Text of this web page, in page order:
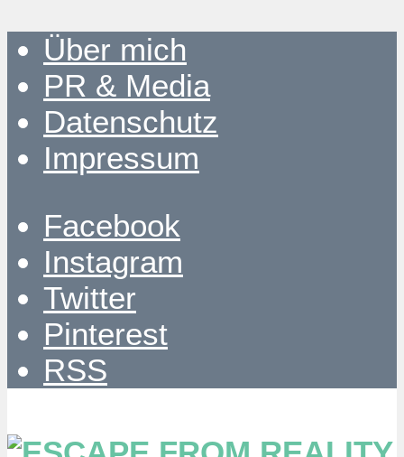
Über mich
PR & Media
Datenschutz
Impressum
Facebook
Instagram
Twitter
Pinterest
RSS